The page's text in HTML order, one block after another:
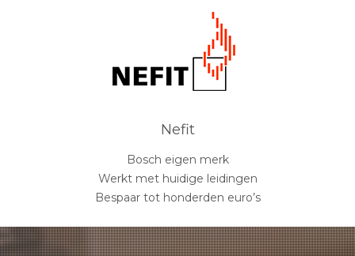
Nefit
Bosch eigen merk
Werkt met huidige leidingen
Bespaar tot honderden euro’s